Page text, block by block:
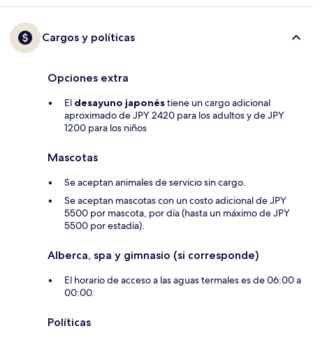
Cargos y políticas
Opciones extra
El desayuno japonéstiene un cargo adicional
aproximado de JPY 2420 para los adultos y de JPY
1200 para los niños
Mascotas
Se aceptan animales de servicio sin cargo.
Se aceptan mascotas con un costo adicional de JPY
5500 por mascota, por día (hasta un máximo de JPY
5500 por estadía).
Alberca, spa y gimnasio (si corresponde)
El horario de acceso a las aguas termales es de 06:00 a
00:00.
Políticas